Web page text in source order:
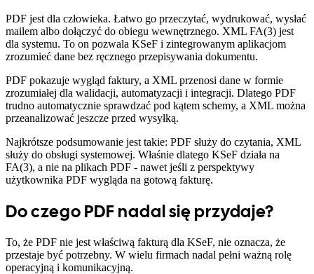
PDF jest dla człowieka. Łatwo go przeczytać, wydrukować, wysłać
mailem albo dołączyć do obiegu wewnętrznego. XML FA(3) jest
dla systemu. To on pozwala KSeF i zintegrowanym aplikacjom
zrozumieć dane bez ręcznego przepisywania dokumentu.
PDF pokazuje wygląd faktury, a XML przenosi dane w formie
zrozumiałej dla walidacji, automatyzacji i integracji. Dlatego PDF
trudno automatycznie sprawdzać pod kątem schemy, a XML można
przeanalizować jeszcze przed wysyłką.
Najkrótsze podsumowanie jest takie: PDF służy do czytania, XML
służy do obsługi systemowej. Właśnie dlatego KSeF działa na
FA(3), a nie na plikach PDF - nawet jeśli z perspektywy
użytkownika PDF wygląda na gotową fakturę.
Do czego PDF nadal się przydaje?
To, że PDF nie jest właściwą fakturą dla KSeF, nie oznacza, że
przestaje być potrzebny. W wielu firmach nadal pełni ważną rolę
operacyjną i komunikacyjną.